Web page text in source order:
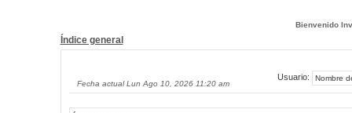
Bienvenido
Índice general
Fecha actual Lun Ago 10, 2026 11:20 am
Usuario: